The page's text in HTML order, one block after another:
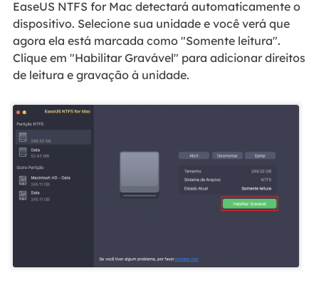
EaseUS NTFS for Mac detectará automaticamente o
dispositivo. Selecione sua unidade e você verá que
agora ela está marcada como "Somente leitura".
Clique em "Habilitar Gravável" para adicionar direitos
de leitura e gravação à unidade.